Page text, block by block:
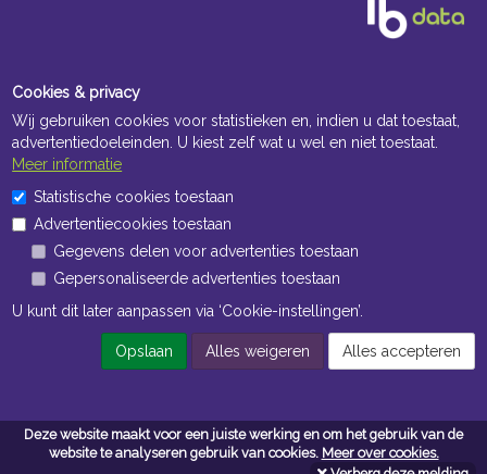
Deze website maakt voor een juiste werking en om het gebruik van de
website te analyseren gebruik van cookies. Meer over cookies.
Openingstijden Kantoor
ma t/m vr 8:30 uur tot 17:00 uur
Openingstijden Magazijn
ma t/m vr 7:00 uur tot 16:30 uur
Algemene voorwaarden
Cookies & privacy
Wij gebruiken cookies voor statistieken en, indien u dat toestaat,
advertentiedoeleinden. U kiest zelf wat u wel en niet toestaat.
Meer informatie
Statistische cookies toestaan
Advertentiecookies toestaan
Gegevens delen voor advertenties toestaan
Gepersonaliseerde advertenties toestaan
U kunt dit later aanpassen via ‘Cookie-instellingen’.
Opslaan Alles weigeren Alles accepteren